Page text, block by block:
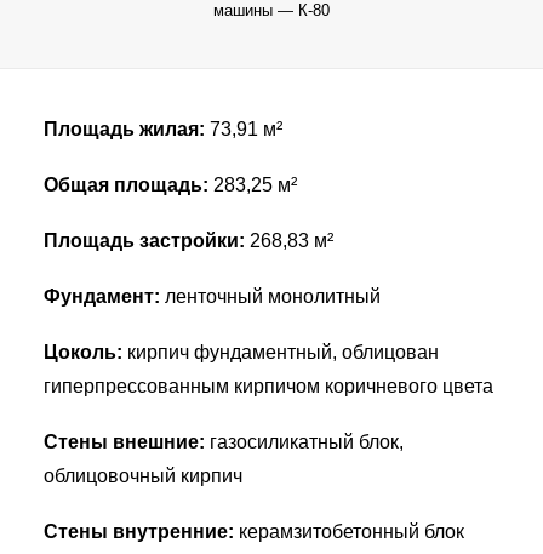
Exact matches only
машины — К-80
Площадь жилая: 73,91 м²
Общая площадь: 283,25 м²
Площадь застройки: 268,83 м²
Фундамент: ленточный монолитный
Цоколь: кирпич фундаментный, облицован
гиперпрессованным кирпичом коричневого цвета
Стены внешние: газосиликатный блок,
облицовочный кирпич
Стены внутренние: керамзитобетонный блок